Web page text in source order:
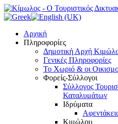
Αρχική
Πληροφορίες
Δημοτική Αρχή
Γενικές Πληροφορίες
Το Xωριό & οι
Φορείς-Σύλλογοι
Σύλλογος
Καταλυμάτων
Ιδρύματα
Κιμώλου